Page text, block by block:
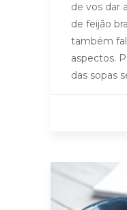
de vos dar
de feijão
também
aspectos.
das sopas